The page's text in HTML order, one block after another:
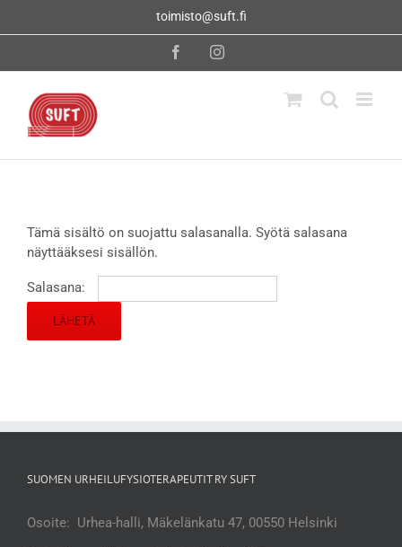
toimisto@suft.fi
FacebookInstagram
Tämä sisältö on suojattu salasanalla. Syötä salasana
näyttääksesi sisällön.
Salasana:
SUOMEN URHEILUFYSIOTERAPEUTIT RY SUFT
Osoite: Urhea-halli, Mäkelänkatu 47, 00550 Helsinki